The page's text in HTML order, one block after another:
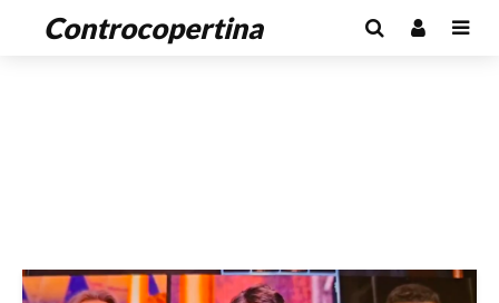
Controcopertina